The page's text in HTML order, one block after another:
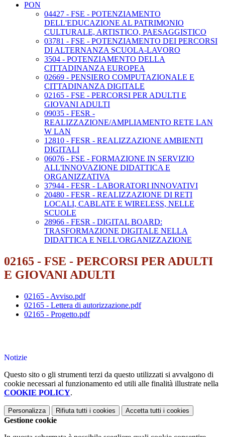
PON
04427 - FSE - POTENZIAMENTO
DELL'EDUCAZIONE AL PATRIMONIO
CULTURALE, ARTISTICO, PAESAGGISTICO
03781 - FSE - POTENZIAMENTO DEI PERCORSI
DI ALTERNANZA SCUOLA-LAVORO
3504 - POTENZIAMENTO DELLA
CITTADINANZA EUROPEA
02669 - PENSIERO COMPUTAZIONALE E
CITTADINANZA DIGITALE
02165 - FSE - PERCORSI PER ADULTI E
GIOVANI ADULTI
09035 - FESR -
REALIZZAZIONE/AMPLIAMENTO RETE LAN
W LAN
12810 - FESR - REALIZZAZIONE AMBIENTI
DIGITALI
06076 - FSE - FORMAZIONE IN SERVIZIO
ALL'INNOVAZIONE DIDATTICA E
ORGANIZZATIVA
37944 - FESR - LABORATORI INNOVATIVI
20480 - FESR - REALIZZAZIONE DI RETI
LOCALI, CABLATE E WIRELESS, NELLE
SCUOLE
28966 - FESR - DIGITAL BOARD:
TRASFORMAZIONE DIGITALE NELLA
DIDATTICA E NELL'ORGANIZZAZIONE
02165 - FSE - PERCORSI PER ADULTI
E GIOVANI ADULTI
02165 - Avviso.pdf
02165 - Lettera di autorizzazione.pdf
02165 - Progetto.pdf
Notizie
Questo sito o gli strumenti terzi da questo utilizzati si avvalgono di
cookie necessari al funzionamento ed utili alle finalità illustrate nella
COOKIE POLICY.
Personalizza Rifiuta tutti i cookies Accetta tutti i cookies
Gestione cookie